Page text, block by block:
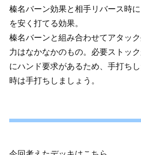
榛名バーン効果と相手リバース時に
を安く打てる効果。
榛名バーンと組み合わせてアタッ
力はなかなかのもの。必要ストッ
にハンド要求があるため、手打ち
時は手打ちしましょう。